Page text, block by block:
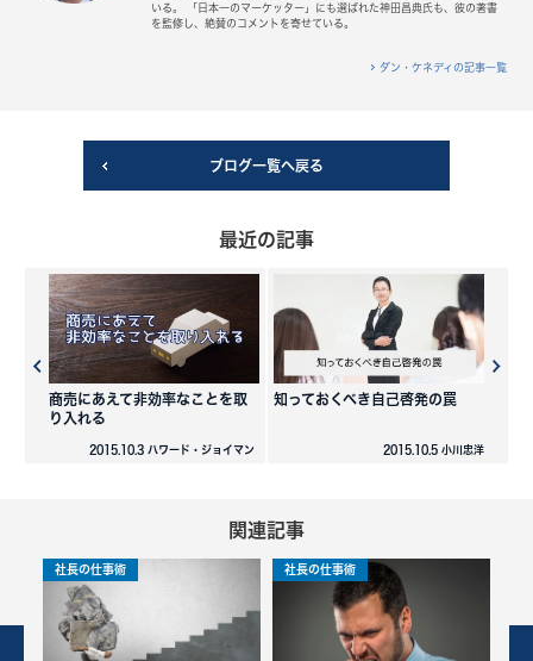
いる。 「日本一のマーケッター」にも選ばれた神田昌典氏も、彼の著書
を監修し、絶賛のコメントを寄せている。
ダン・ケネディの記事一覧
ブログ一覧へ戻る
最近の記事
商売にあえて非効率なことを取
り入れる
2015.10.3 ハワード・ジョイマン
知っておくべき自己啓発の罠
2015.10.5 小川忠洋
関連記事
社長の仕事術 社長の仕事術